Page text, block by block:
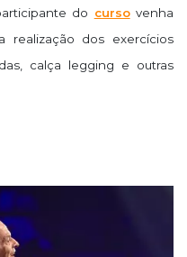
do cursovenha
realização dos exercícios
calça legging e outras